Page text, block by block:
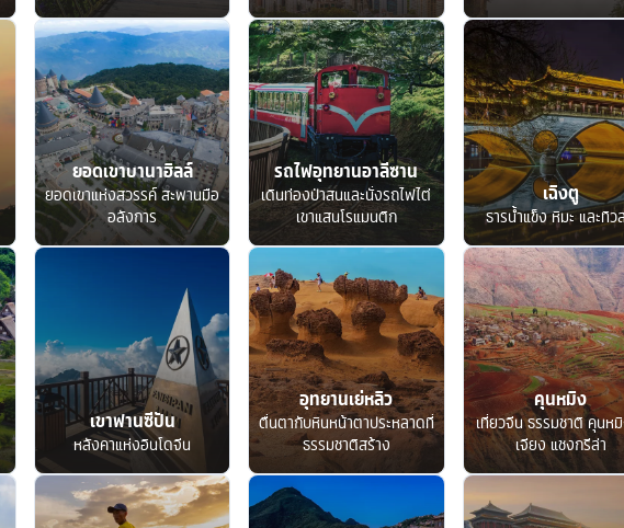
ยอดเขาบานาฮิลล์
ยอดเขาแห่งสวรรค์ สะพานมือ
อลังการ
เขาฟานซีปัน
หลังคาแห่งอินโดจีน
รถไฟอุทยานอาลีซาน
เดินท่องป่าสนและนั่งรถไฟไต่
เขาแสนโรแมนติก
อุทยานเย่หลิว
ตื่นตากับหินหน้าตาประหลาดที่
ธรรมชาติสร้าง
เฉิงตู
ธารน้ำแข็ง หิมะ และทิว
คุนหมิง
เที่ยวจีน ธรรมชาติ คุนห
เจียง แชงกรีล่า